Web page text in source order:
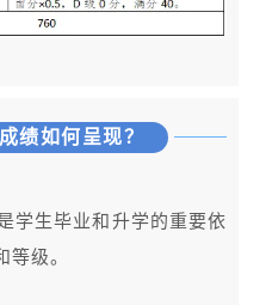
绩如何呈现？
学生毕业和升学的重要依
级。